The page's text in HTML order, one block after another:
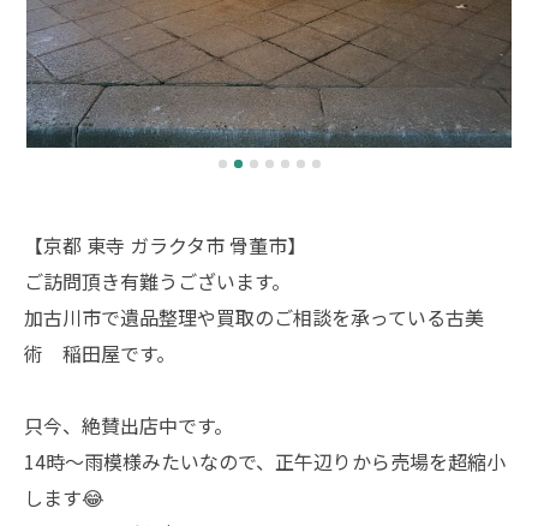
【京都 東寺 ガラクタ市 骨董市】
ご訪問頂き有難うございます。
加古川市で遺品整理や買取のご相談を承っている古美
術 稲田屋です。
只今、絶賛出店中です。
14時〜雨模様みたいなので、正午辺りから売場を超縮小
します😂